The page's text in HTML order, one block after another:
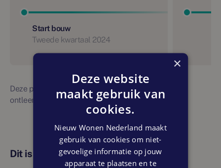
Start bouw
Tweede kwartaal 2024
Deze planning is indicatief. Er kunnen geen rechten
ontleend worden aan bovenstaande planning
Dit is de locatie
×
Deze website
maakt gebruik van
cookies.
Nieuw Wonen Nederland maakt
gebruik van cookies om niet-
gevoelige informatie op jouw
apparaat te plaatsen en te